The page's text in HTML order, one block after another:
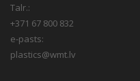
Talr.:
+371 67 800 832
e-pasts:
plastics@wmt.lv